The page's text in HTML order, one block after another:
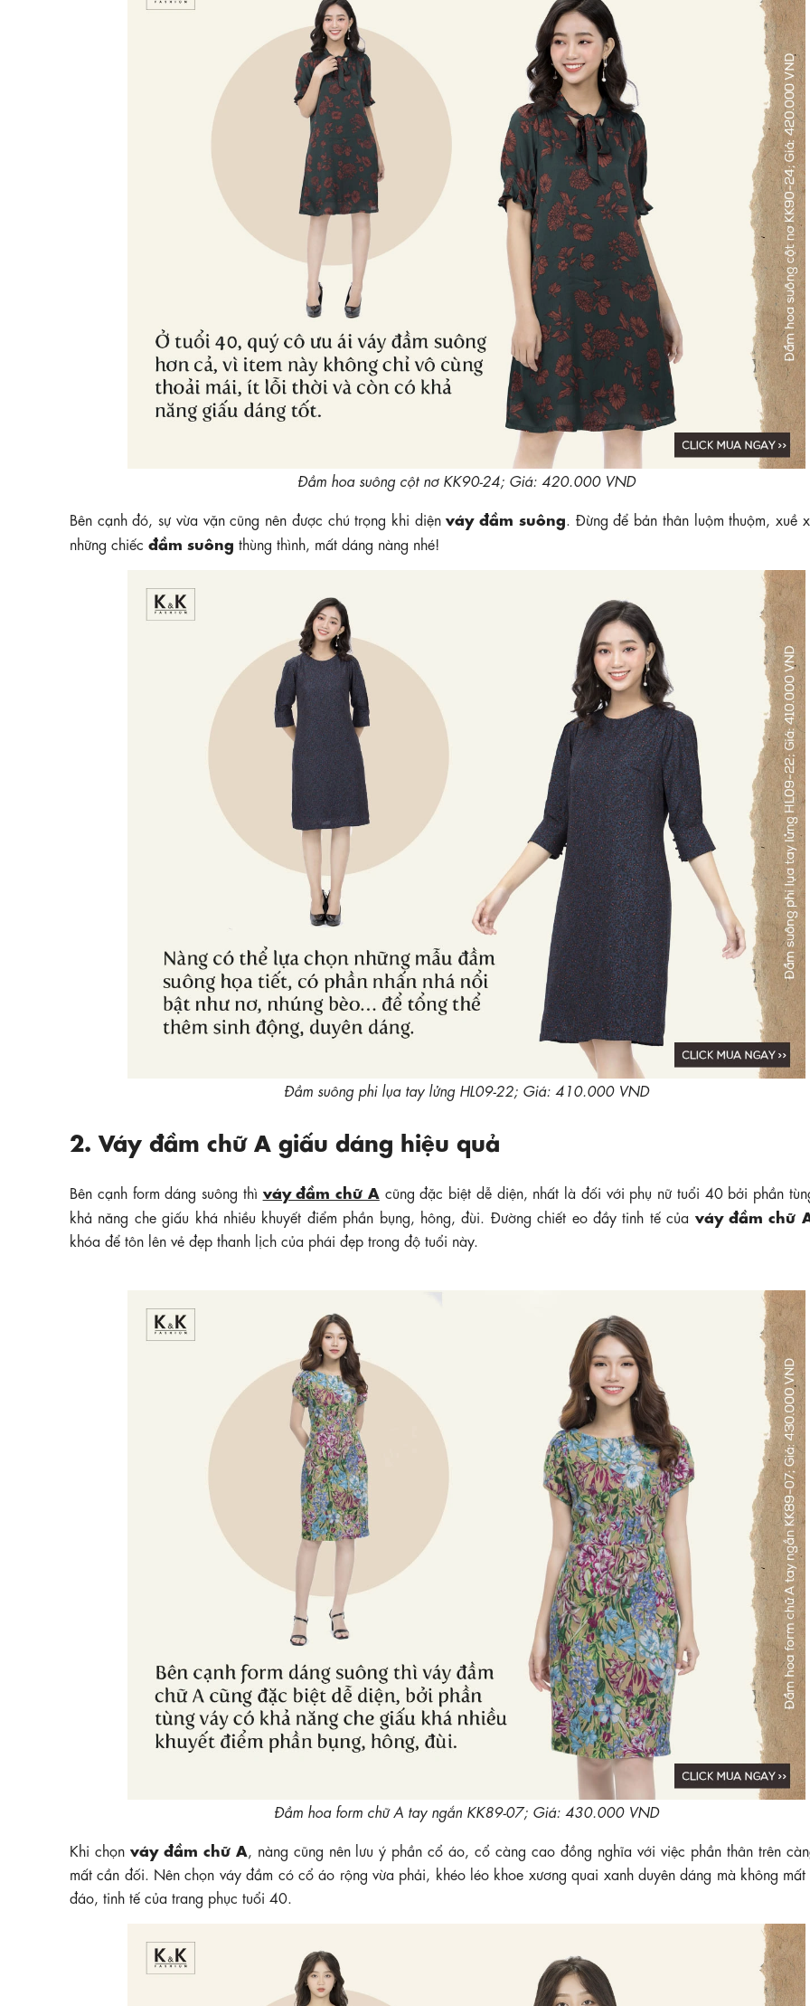
Đầm hoa suông cột nơ KK90-24; Giá: 420.000 VND
Bên cạnh đó, sự vừa vặn cũng nên được chú trọng khi diệnváy đầm suông . Đừng để bản thân luộm thuộm, xuề
những chiếc đầm suông thùng thình, mất dáng nàng nhé!
Đầm suông phi lụa tay lửng HL09-22; Giá: 410.000 VND
2. Váy đầm chữ A giấu dáng hiệu quả
Bên cạnh form dáng suông thì váy đầm chữ A cũng đặc biệt dễ diện, nhất là đối với phụ nữ tuổi 40 bởi phần
khả năng che giấu khá nhiều khuyết điểm phần bụng, hông, đùi. Đường chiết eo đầy tinh tế của váy đầm chữ
khóa để tôn lên vẻ đẹp thanh lịch của phái đẹp trong độ tuổi này.
Đầm hoa form chữ A tay ngắn KK89-07; Giá: 430.000 VND
Khi chọn váy đầm chữ A , nàng cũng nên lưu ý phần cổ áo, cổ càng cao đồng nghĩa với việc phần thân trên
mất cần đối. Nên chọn váy đầm có cổ áo rộng vừa phải, khéo léo khoe xương quai xanh duyên dáng mà không mất
đáo, tinh tế của trang phục tuổi 40.